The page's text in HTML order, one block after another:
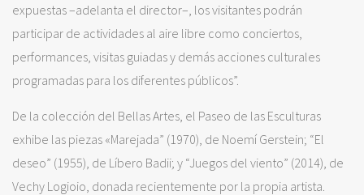
expuestas –adelanta el director–, los visitantes podrán
participar de actividades al aire libre como conciertos,
performances, visitas guiadas y demás acciones culturales
programadas para los diferentes públicos”.
De la colección del Bellas Artes, el Paseo de las Esculturas
exhibe las piezas «Marejada” (1970), de Noemí Gerstein; “El
deseo” (1955), de Líbero Badii; y “Juegos del viento” (2014), de
Vechy Logioio, donada recientemente por la propia artista.